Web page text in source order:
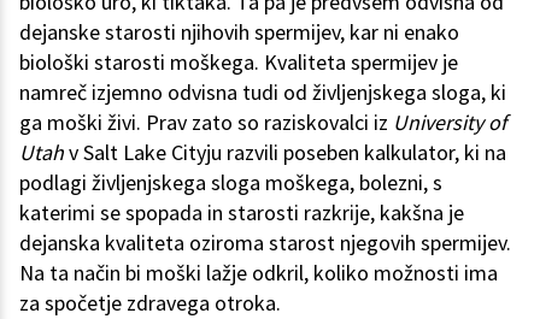
dejanske starosti njihovih spermijev, kar ni enako
biološki starosti moškega. Kvaliteta spermijev je
namreč izjemno odvisna tudi od življenjskega sloga, ki
ga moški živi. Prav zato so raziskovalci iz University of
Utahv Salt Lake Cityju razvili poseben kalkulator, ki na
podlagi življenjskega sloga moškega, bolezni, s
katerimi se spopada in starosti razkrije, kakšna je
dejanska kvaliteta oziroma starost njegovih spermijev.
Na ta način bi moški lažje odkril, koliko možnosti ima
za spočetje zdravega otroka.